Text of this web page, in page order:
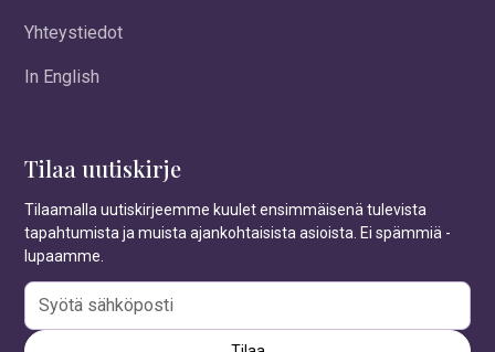
Yhteystiedot
In English
Tilaa uutiskirje
Tilaamalla uutiskirjeemme kuulet ensimmäisenä tulevista
tapahtumista ja muista ajankohtaisista asioista. Ei spämmiä -
lupaamme.